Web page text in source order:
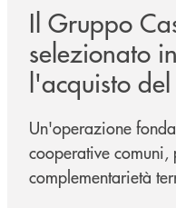
Il Gruppo
selezionato
l'acquisto
Cambiano
Un'operazione
cooperative comuni,
complementarietà